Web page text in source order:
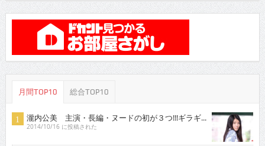
月間TOP10 総合TOP10
瀧内公美 主演・長編・ヌードの初が３つ!!!ギラギ...
2014/10/16 に投稿された